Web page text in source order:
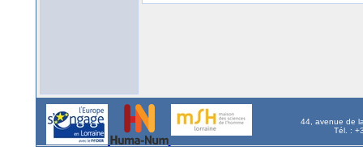
44, avenue de
Tél. :